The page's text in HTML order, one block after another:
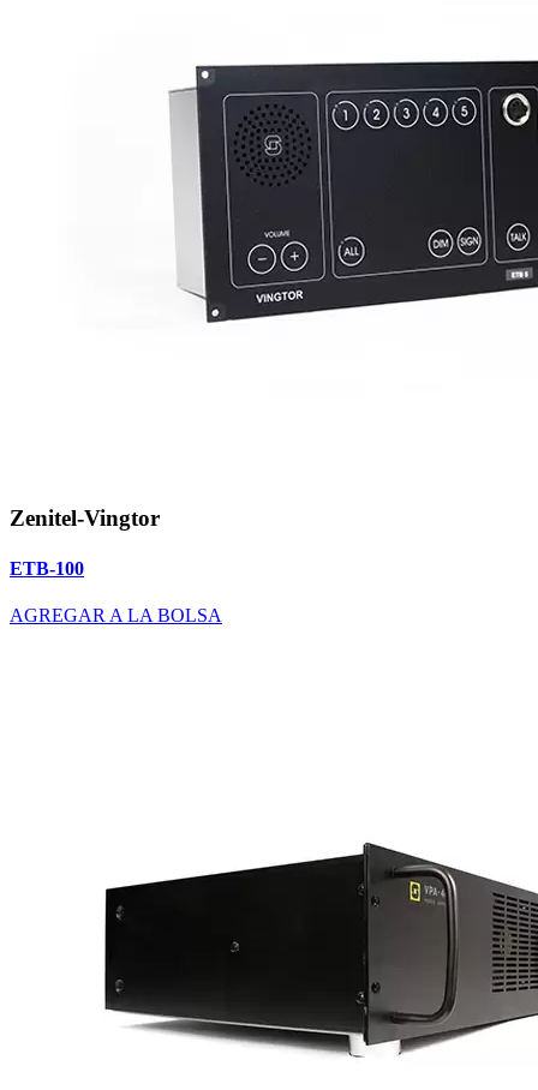
Zenitel-Vingtor
ETB-100
AGREGAR A LA BOLSA